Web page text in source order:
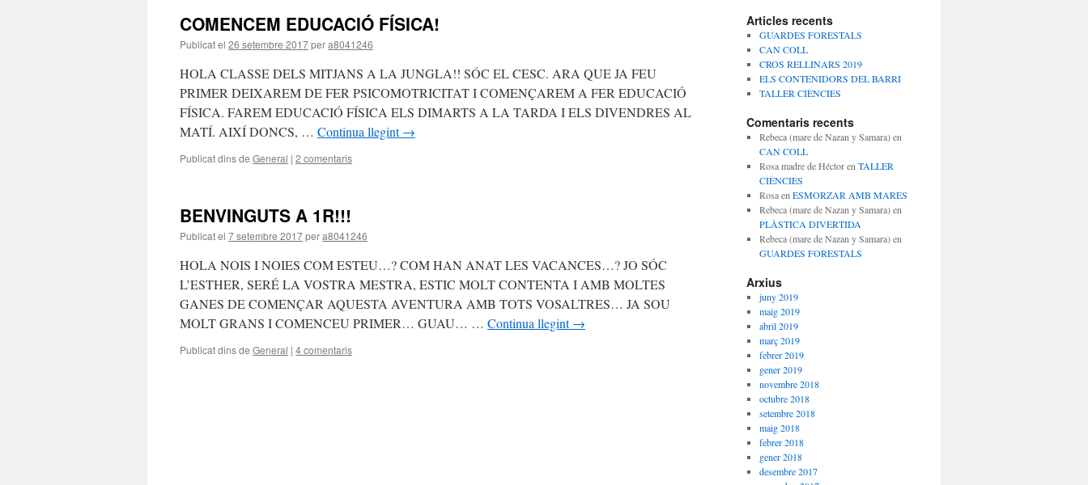
COMENCEM EDUCACIÓ FÍSICA!
Publicat el 26 setembre 2017pera8041246
HOLA CLASSE DELS MITJANS A LA JUNGLA!! SÓC EL CESC. ARA QUE JA FEU
PRIMER DEIXAREM DE FER PSICOMOTRICITAT I COMENÇAREM A FER EDUCACIÓ
FÍSICA. FAREM EDUCACIÓ FÍSICA ELS DIMARTS A LA TARDA I ELS DIVENDRES AL
MATÍ. AIXÍ DONCS, … Continua llegint→
Publicat dins de General | 2 comentaris
BENVINGUTS A 1R!!!
Publicat el 7 setembre 2017pera8041246
HOLA NOIS I NOIES COM ESTEU…? COM HAN ANAT LES VACANCES…? JO SÓC
L’ESTHER, SERÉ LA VOSTRA MESTRA, ESTIC MOLT CONTENTA I AMB MOLTES
GANES DE COMENÇAR AQUESTA AVENTURA AMB TOTS VOSALTRES… JA SOU
MOLT GRANS I COMENCEU PRIMER… GUAU… … Continua llegint→
Publicat dins de General | 4 comentaris
Articles recents
GUARDES FORESTALS
CAN COLL
CROS RELLINARS 2019
ELS CONTENIDORS DEL BARRI
TALLER CIÈNCIES
Comentaris recents
Rebeca (mare de Nazan y Samara)en
CAN COLL
Rosa madre de Héctoren TALLER
CIÈNCIES
Rosaen ESMORZAR AMB MARES
Rebeca (mare de Nazan y Samara)en
PLÀSTICA DIVERTIDA
Rebeca (mare de Nazan y Samara)en
GUARDES FORESTALS
Arxius
juny 2019
maig 2019
abril 2019
març 2019
febrer 2019
gener 2019
novembre 2018
octubre 2018
setembre 2018
maig 2018
febrer 2018
gener 2018
desembre 2017